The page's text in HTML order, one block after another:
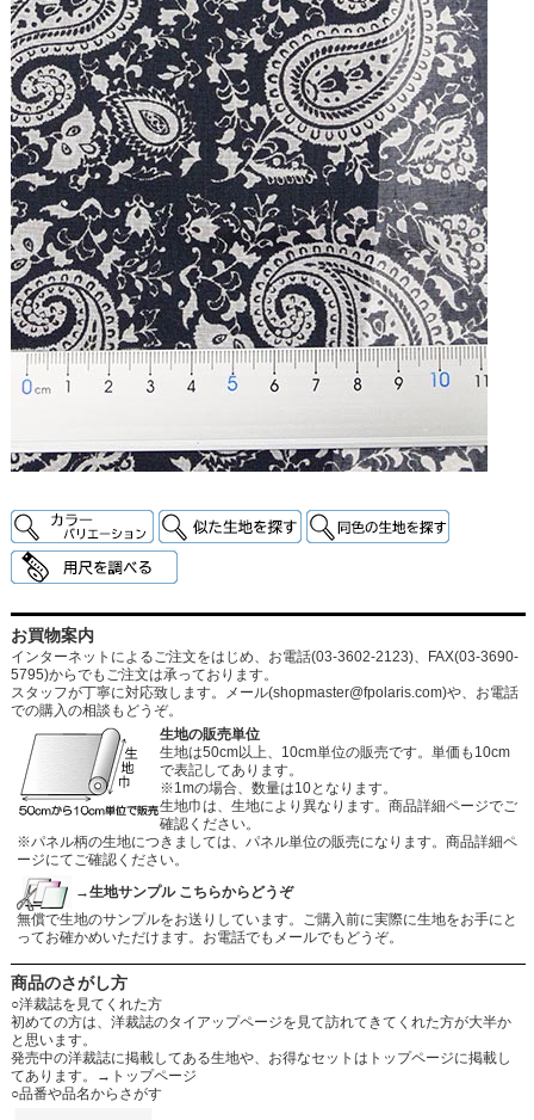
お買物案内
インターネットによるご注文をはじめ、お電話(03-3602-2123)、FAX(03-3690-
5795)からでもご注文は承っております。
スタッフが丁寧に対応致します。メール(shopmaster@fpolaris.com)や、お電話
での購入の相談もどうぞ。
生地の販売単位
生地は50cm以上、10cm単位の販売です。単価も10cm
で表記してあります。
※1mの場合、数量は10となります。
生地巾は、生地により異なります。商品詳細ページでご
確認ください。
※パネル柄の生地につきましては、パネル単位の販売になります。商品詳細ペ
ージにてご確認ください。
→生地サンプル こちらからどうぞ
無償で生地のサンプルをお送りしています。ご購入前に実際に生地をお手にと
ってお確かめいただけます。お電話でもメールでもどうぞ。
商品のさがし方
○洋裁誌を見てくれた方
初めての方は、洋裁誌のタイアップページを見て訪れてきてくれた方が大半か
と思います。
発売中の洋裁誌に掲載してある生地や、お得なセットはトップページに掲載し
てあります。
→トップページ
○品番や品名からさがす